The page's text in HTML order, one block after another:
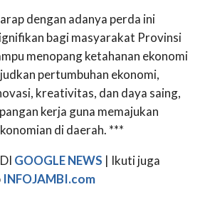
dengan adanya perda ini
bagi masyarakat Provinsi
menopang ketahanan ekonomi
pertumbuhan ekonomi,
kreativitas, dan daya saing,
kerja guna memajukan
di daerah. ***
GOOGLE NEWS | Ikuti juga
INFOJAMBI.com